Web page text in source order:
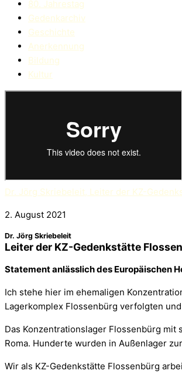
80. Jahrestag
Gedenkarchiv
Geschichte
Anerkennung
Bildung
Kultur
Dr. Jörg Skriebeleit, Leiter der KZ-
2. August 2021
Dr. Jörg Skriebeleit
Leiter der KZ-Gedenkstätte
Statement anlässlich des Europäischen
Ich stehe hier im ehemaligen
Lagerkomplex Flossenbürg verfolgten
Das Konzentrationslager Flossenbürg
Roma. Hunderte wurden in Außenlager
Wir als KZ-Gedenkstätte Flossenbürg